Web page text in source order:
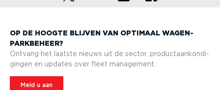
OP DE HOOGTE BLIJVEN VAN OPTIMAAL WAGEN­
PARK­BEHEER?
Ontvang het laatste nieuws uit de sector, product­aan­kon­di­
gingen en updates over fleet management.
Meld u aan